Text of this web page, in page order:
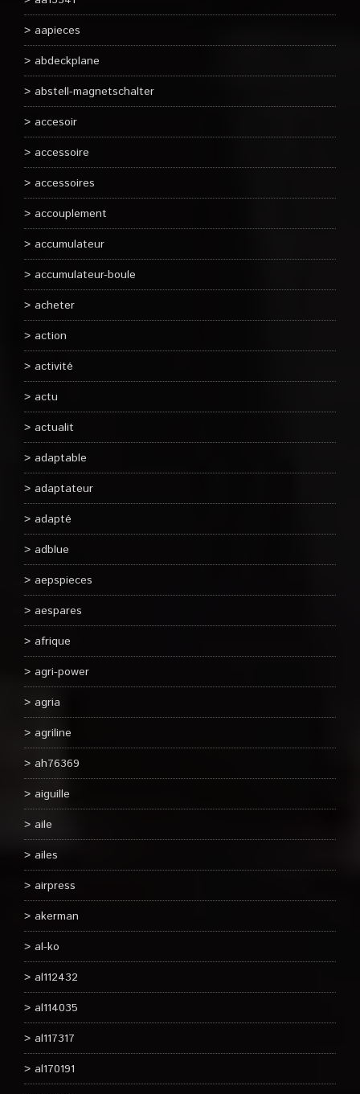
aapieces
abdeckplane
abstell-magnetschalter
accesoir
accessoire
accessoires
accouplement
accumulateur
accumulateur-boule
acheter
action
activité
actu
actualit
adaptable
adaptateur
adapté
adblue
aepspieces
aespares
afrique
agri-power
agria
agriline
ah76369
aiguille
aile
ailes
airpress
akerman
al-ko
al112432
al114035
al117317
al170191